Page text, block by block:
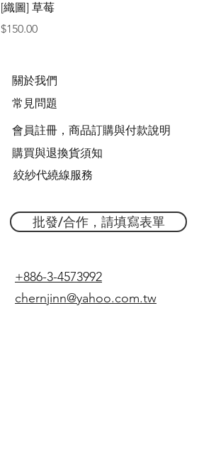
[織圖] 草莓
價格
$150.00
關於我們
常見問題
會員註冊，商品訂購與付款說明
購買與退換貨須知
絞紗代繞線服務
批發/合作，請填寫表單
+886-3-4573992
chernjinn@yahoo.com.tw